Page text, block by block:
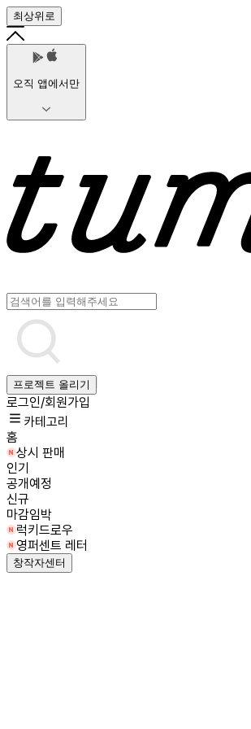
최상위로
오직 앱에서만
프로젝트 올리기
로그인/회원가입
카테고리
홈
상시 판매
인기
공개예정
신규
마감임박
럭키드로우
영퍼센트 레터
창작자센터